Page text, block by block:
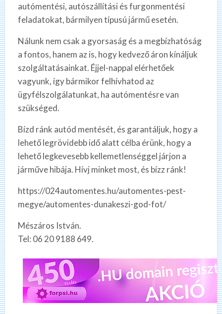
autómentési, autószállítási és furgonmentési
feladatokat, bármilyen típusú jármű esetén.
Nálunk nem csak a gyorsaság és a megbízhatóság
a fontos, hanem az is, hogy kedvező áron kínáljuk
szolgáltatásainkat. Éjjel-nappal elérhetőek
vagyunk, így bármikor felhívhatod az
ügyfélszolgálatunkat, ha autómentésre van
szükséged.
Bízd ránk autód mentését, és garantáljuk, hogy a
lehető legrövidebb idő alatt célba érünk, hogy a
lehető legkevesebb kellemetlenséggel járjon a
járműve hibája. Hívj minket most, és bízz ránk!
https://024automentes.hu/automentes-pest-
megye/automentes-dunakeszi-god-fot/
Mészáros István.
Tel: 06 20 9188 649.